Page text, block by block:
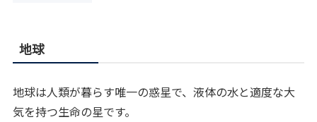
地球
地球は人類が暮らす唯一の惑星で、液体の水と適度な大
気を持つ生命の星です。